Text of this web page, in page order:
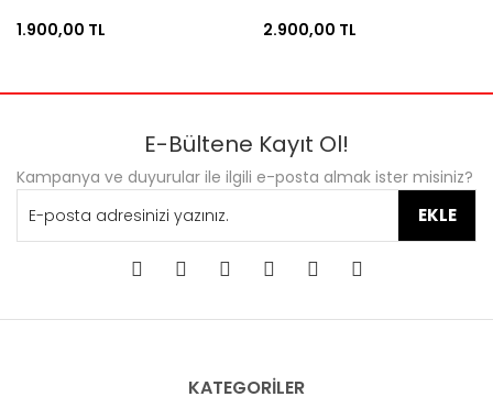
1.900,00 TL
2.900,00 TL
E-Bültene Kayıt Ol!
Kampanya ve duyurular ile ilgili e-posta almak ister misiniz?
EKLE
KATEGORİLER